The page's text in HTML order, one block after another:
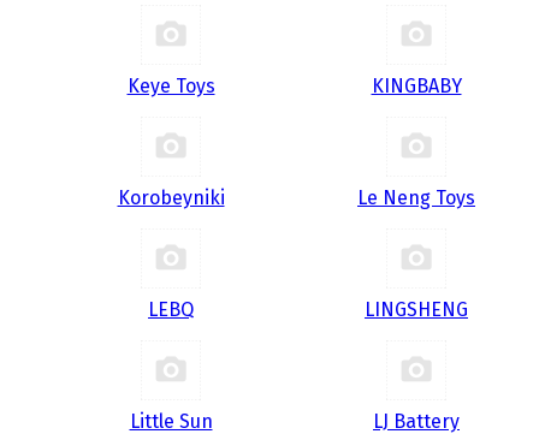
Keye Toys KINGBABY
Korobeyniki Le Neng Toys
LEBQ LINGSHENG
Little Sun LJ Battery